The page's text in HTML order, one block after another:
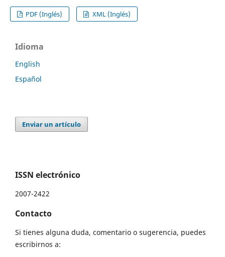
PDF (Inglés)
XML (Inglés)
Idioma
English
Español
Enviar un artículo
ISSN electrónico
2007-2422
Contacto
Si tienes alguna duda, comentario o sugerencia, puedes
escribirnos a: